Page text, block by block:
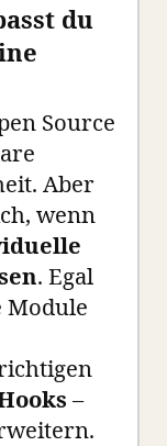
du
Source
Aber
wenn
. Egal
Module
–